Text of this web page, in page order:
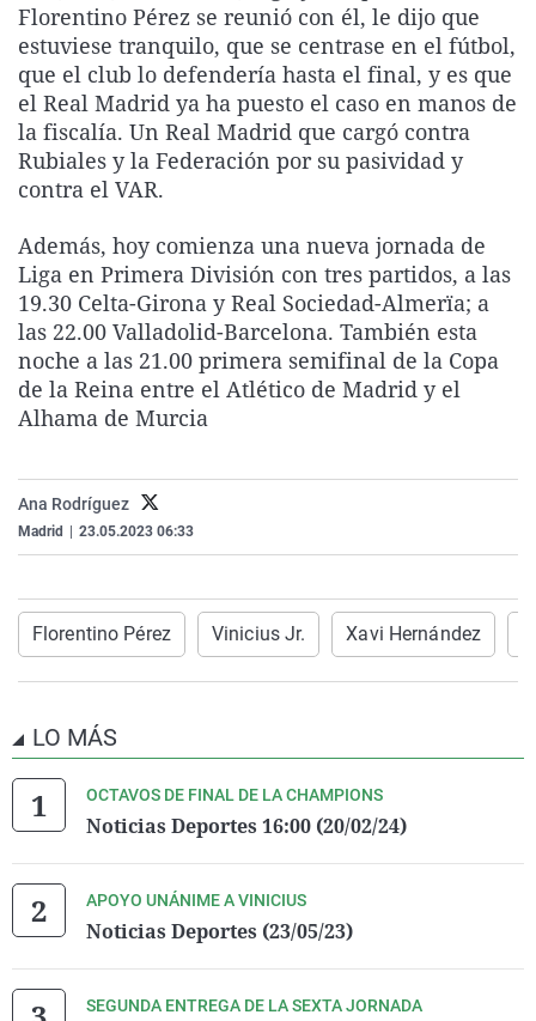
La rosa de los vientos
Gente viajera
Como el perro y el
Caso
Retornados
Equipo de
Operación Viuda
Extremadura
Galicia
La Rioja
Navarra
Virales
Televisión
Elecciones
Florentino Pérez se reunió con él, le dijo que
estuviese tranquilo, que se centrase en el fútbol,
que el club lo defendería hasta el final, y es que
el Real Madrid ya ha puesto el caso en manos de
la fiscalía. Un Real Madrid que cargó contra
Rubiales y la Federación por su pasividad y
contra el VAR.
Además, hoy comienza una nueva jornada de
Liga en Primera División con tres partidos, a las
19.30 Celta-Girona y Real Sociedad-Almerïa; a
las 22.00 Valladolid-Barcelona. También esta
noche a las 21.00 primera semifinal de la Copa
de la Reina entre el Atlético de Madrid y el
Alhama de Murcia
Ana Rodríguez
Madrid 23.05.2023 06:33
Florentino Pérez Vinicius Jr. Xavi Hernández
LO MÁS
OCTAVOS DE FINAL DE LA CHAMPIONS
Noticias Deportes 16:00 (20/02/24)
APOYO UNÁNIME A VINICIUS
Noticias Deportes (23/05/23)
SEGUNDA ENTREGA DE LA SEXTA JORNADA